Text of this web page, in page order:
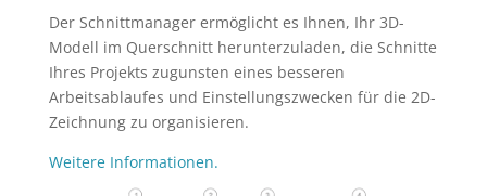
Der Schnittmanager ermöglicht es Ihnen, Ihr 3D-
Modell im Querschnitt herunterzuladen, die Schnitte
Ihres Projekts zugunsten eines besseren
Arbeitsablaufes und Einstellungszwecken für die 2D-
Zeichnung zu organisieren.
Weitere Informationen.